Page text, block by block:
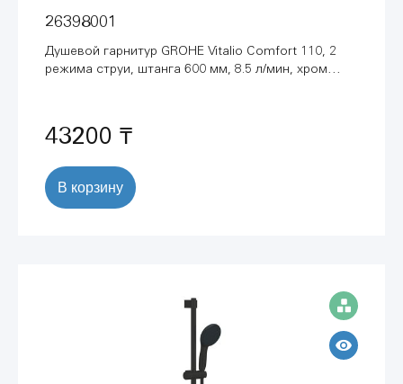
26398001
Душевой гарнитур GROHE Vitalio Comfort 110, 2
режима струи, штанга 600 мм, 8.5 л/мин, хром
43200 ₸
В корзину